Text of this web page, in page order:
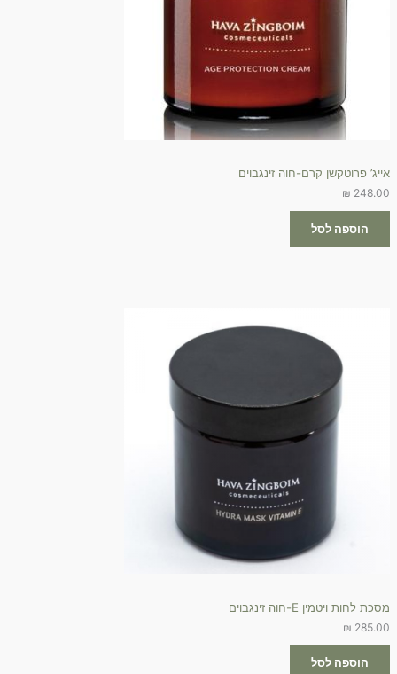
אייג’ פרוטקשן קרם-חוה זינגבוים
248.00
₪
הוספה לסל
מסכת לחות ויטמין E-חוה זינגבוים
285.00
₪
הוספה לסל